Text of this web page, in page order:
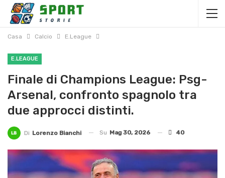
Casa Calcio E.League
E.LEAGUE
Finale di Champions League: Psg-
Arsenal, confronto spagnolo tra
due approcci distinti.
Di Lorenzo Bianchi Su Mag 30, 2026 40